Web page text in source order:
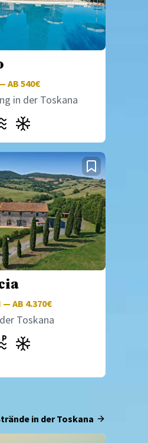
AB 540€
in der Toskana
— AB 4.370€
Toskana
in der Toskana